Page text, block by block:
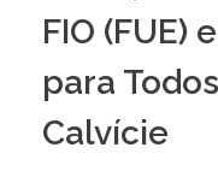
FIO (FUE)
para
Calvície